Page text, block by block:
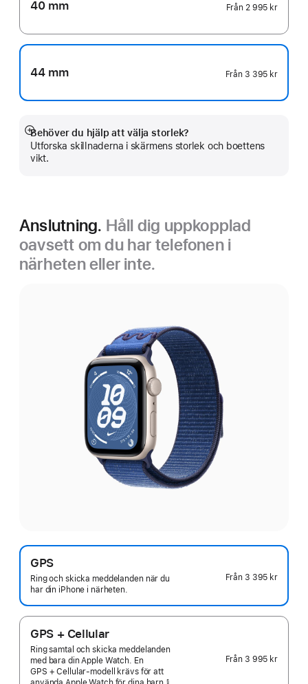
40 mm Från 2 995 kr
44 mm Från 3 395 kr
Behöver du hjälp att välja storlek?
Utforska skillnaderna i skärmens storlek och boettens
vikt.
Visa
mer
Anslutning. Håll dig uppkopplad
oavsett om du har telefonen i
närheten eller inte.
GPS
Ring och skicka meddelanden när du
har din iPhone i närheten.
Från 3 395 kr
GPS + Cellular
Ring samtal och skicka meddelanden
med bara din Apple Watch. En
GPS + Cellular-modell krävs för att
§
Från 3 995 kr